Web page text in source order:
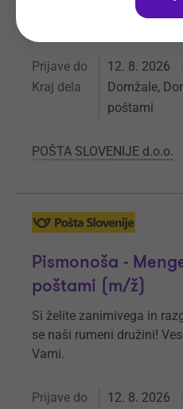
se naši rumeni družini!
Prijave do 12. 8. 2026
Kraj dela
Domžale,
poštami
POŠTA SLOVENIJE d.o.o.
Pismonoša -
poštami (m/ž)
Si želite zanimivega in
se naši rumeni družini!
Vami.
Prijave do 12. 8. 2026